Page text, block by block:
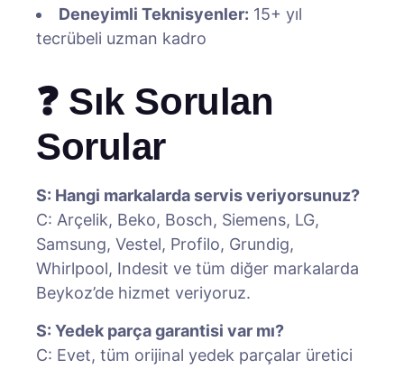
Deneyimli Teknisyenler: 15+ yıl
tecrübeli uzman kadro
❓ Sık Sorulan
Sorular
S: Hangi markalarda servis veriyorsunuz?
C: Arçelik, Beko, Bosch, Siemens, LG,
Samsung, Vestel, Profilo, Grundig,
Whirlpool, Indesit ve tüm diğer markalarda
Beykoz’de hizmet veriyoruz.
S: Yedek parça garantisi var mı?
C: Evet, tüm orijinal yedek parçalar üretici